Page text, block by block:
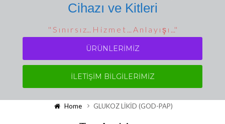
Cihazı ve Kitleri
'' S ı n ı r s ı z... H i z m e t ... A n l a y ı ş ı ...''
ÜRÜNLERIMIZ
İLETİŞİM BİLGİLERİMİZ
Home GLUKOZ LİKİD (GOD-PAP)